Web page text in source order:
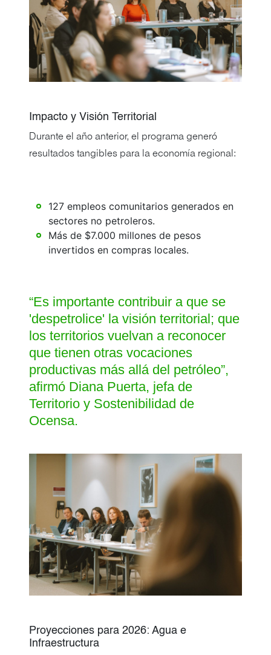
Impacto y Visión Territorial
Durante el año anterior, el programa generó
resultados tangibles para la economía regional:
127 empleos comunitarios generados en
sectores no petroleros.
Más de $7.000 millones de pesos
invertidos en compras locales.
“Es importante contribuir a que se
'despetrolice' la visión territorial; que
los territorios vuelvan a reconocer
que tienen otras vocaciones
productivas más allá del petróleo”,
afirmó Diana Puerta, jefa de
Territorio y Sostenibilidad de
Ocensa.
Proyecciones para 2026: Agua e
Infraestructura